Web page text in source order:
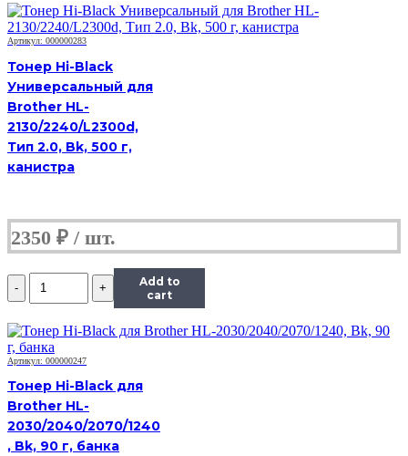
Black
Универсальный
для
HP
CLJ
CP1025,
Сферизованный,
Тип
1.0,
C,
585
Артикул: 000000283
Тонер Hi-Black
Универсальный для
Brother HL-
2130/2240/L2300d,
Тип 2.0, Bk, 500 г,
канистра
2350 ₽
Количество
Тонер
Black
Универсальный
для
HP
CLJ
CP1025,
Сферизованный,
Тип
Add to
cart
Артикул: 000000247
Тонер Hi-Black для
Brother HL-
2030/2040/2070/1240
, Bk, 90 г, банка